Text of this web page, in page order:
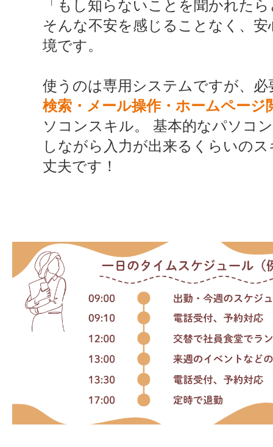
「もし知らないことを聞かれた
そんな不安を感じることなく、
境です。
使うのは専用システムですが、
検索・メール操作・ホームページ
ソコンスキル。 基本的なパソコ
しながら入力が出来るくらいの
丈夫です！